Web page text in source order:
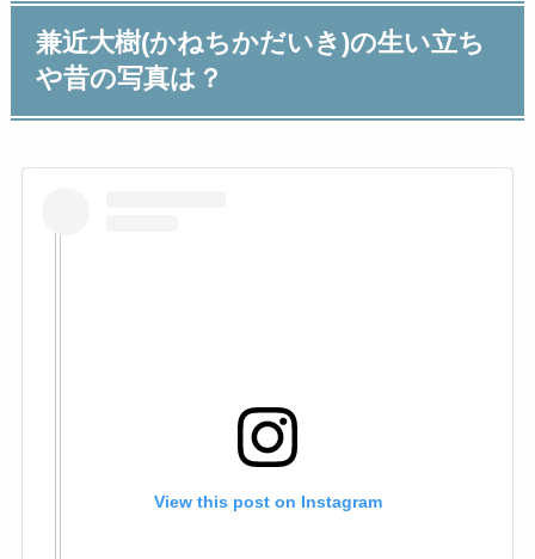
兼近大樹(かねちかだいき)の生い立ち
や昔の写真は？
View this post on Instagram